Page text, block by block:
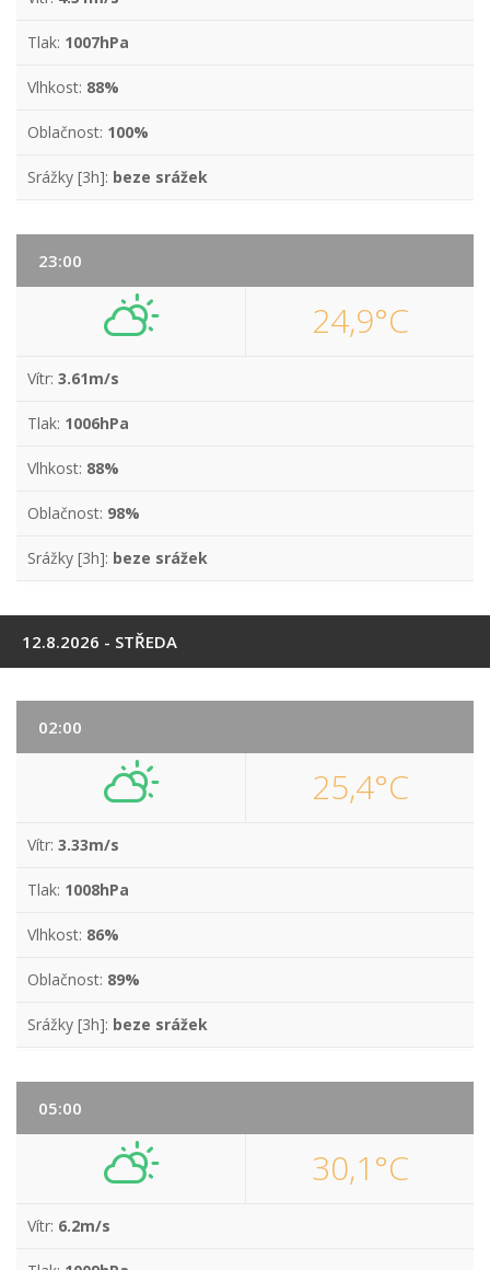
Tlak: 1007hPa
Vlhkost: 88%
Oblačnost: 100%
Srážky [3h]: beze srážek
23:00
24,9°C
Vítr: 3.61m/s
Tlak: 1006hPa
Vlhkost: 88%
Oblačnost: 98%
Srážky [3h]: beze srážek
12.8.2026 - STŘEDA
02:00
25,4°C
Vítr: 3.33m/s
Tlak: 1008hPa
Vlhkost: 86%
Oblačnost: 89%
Srážky [3h]: beze srážek
05:00
30,1°C
Vítr: 6.2m/s